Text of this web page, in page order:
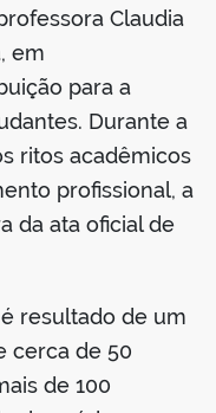
Claudia
em
para a
Durante a
ritos acadêmicos
profissional, a
da ata oficial de
resultado de um
cerca de 50
de 100